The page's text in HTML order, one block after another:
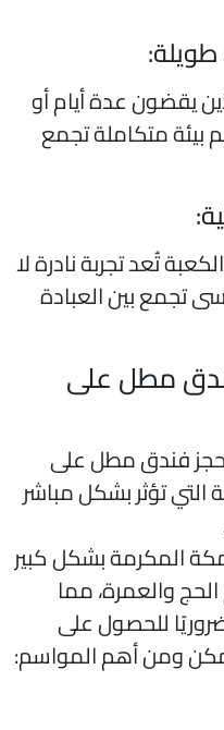
يقضون عدة أيام أو
متكاملة تجمع
تُعد تجربة نادرة لا
تجمع بين العبادة
مطل على
فندق مطل على
تؤثر بشكل مباشر
المكرمة بشكل كبير
والعمرة، مما
للحصول على
ومن أهم المواسم: